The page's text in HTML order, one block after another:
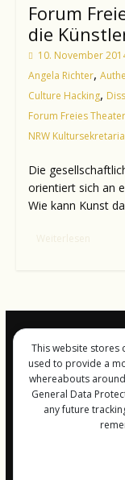
Forum
die
10. November
Angela Richter,
Culture Hacking,
Forum Freies Theater
NRW
Die
orientiert sich an
Wie kann Kunst
Weiterlesen
This website stores
used to provide a
whereabouts
General Data
any future